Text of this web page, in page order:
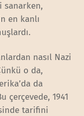
en kanlı
nasıl Nazi
o da,
da
çerçevede, 1941
tarifini